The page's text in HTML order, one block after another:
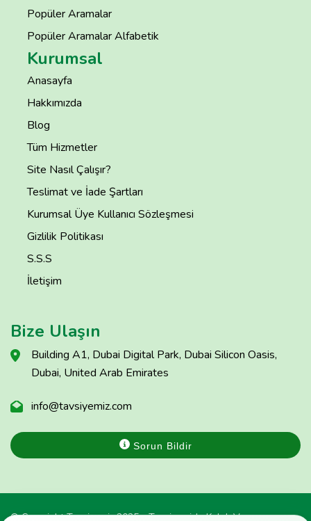
Popüler Aramalar
Popüler Aramalar Alfabetik
Kurumsal
Anasayfa
Hakkımızda
Blog
Tüm Hizmetler
Site Nasıl Çalışır?
Teslimat ve İade Şartları
Kurumsal Üye Kullanıcı Sözleşmesi
Gizlilik Politikası
S.S.S
İletişim
Bize Ulaşın
Building A1, Dubai Digital Park, Dubai Silicon Oasis,
Dubai, United Arab Emirates
info@tavsiyemiz.com
Sorun Bildir
© Copyright Tavsiyemiz 2025 - Tavsiyemiz'e Kulak Ver